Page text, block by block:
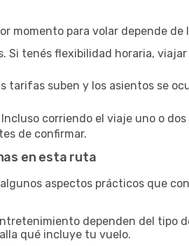
momento para volar depende de
tenés flexibilidad horaria,
tarifas suben y los asientos se
corriendo el viaje uno o
de confirmar.
en esta ruta
aspectos prácticos que
dependen del tipo
qué incluye tu vuelo.